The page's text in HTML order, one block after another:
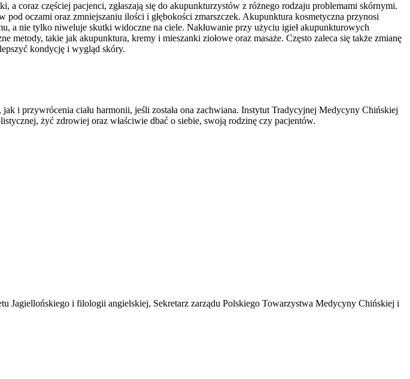
a coraz częściej pacjenci, zgłaszają się do akupunkturzystów z różnego rodzaju problemami skórnymi.
oczami oraz zmniejszaniu ilości i głębokości zmarszczek. Akupunktura kosmetyczna przynosi
a nie tylko niweluje skutki widoczne na ciele. Nakłuwanie przy użyciu igieł akupunkturowych
metody, takie jak akupunktura, kremy i mieszanki ziołowe oraz masaże. Często zaleca się także zmianę
kondycję i wygląd skóry.
i przywrócenia ciału harmonii, jeśli została ona zachwiana. Instytut Tradycyjnej Medycyny Chińskiej
żyć zdrowiej oraz właściwie dbać o siebie, swoją rodzinę czy pacjentów.
Jagiellońskiego i filologii angielskiej, Sekretarz zarządu Polskiego Towarzystwa Medycyny Chińskiej i